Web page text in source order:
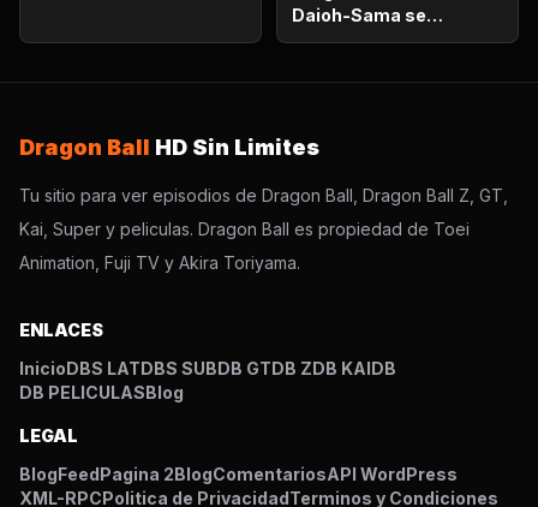
Daioh-Sama se
sorprende. Habrá que
mundo?
Dragon Ball HD Sin Limites
Tu sitio para ver episodios de Dragon Ball, Dragon Ball Z, GT,
Kai, Super y peliculas. Dragon Ball es propiedad de Toei
Animation, Fuji TV y Akira Toriyama.
ENLACES
InicioDBS LATDBS SUBDB GTDB ZDB KAIDB
DB PELICULASBlog
LEGAL
BlogFeedPagina 2BlogComentariosAPI WordPress
XML-RPCPolitica de PrivacidadTerminos y Condiciones